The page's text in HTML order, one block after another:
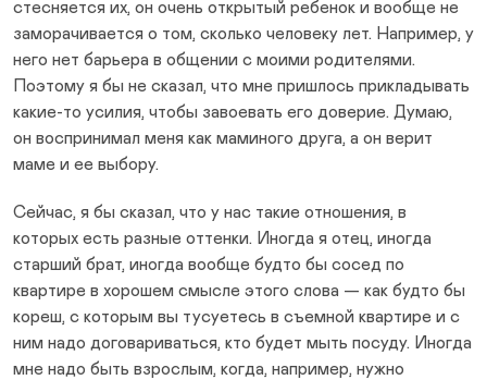
стесняется их, он очень открытый ребенок и вообще не
заморачивается о том, сколько человеку лет. Например, у
него нет барьера в общении с моими родителями.
Поэтому я бы не сказал, что мне пришлось прикладывать
какие-то усилия, чтобы завоевать его доверие. Думаю,
он воспринимал меня как маминого друга, а он верит
маме и ее выбору.
Сейчас, я бы сказал, что у нас такие отношения, в
которых есть разные оттенки. Иногда я отец, иногда
старший брат, иногда вообще будто бы сосед по
квартире в хорошем смысле этого слова — как будто бы
кореш, с которым вы тусуетесь в съемной квартире и с
ним надо договариваться, кто будет мыть посуду. Иногда
мне надо быть взрослым, когда, например, нужно